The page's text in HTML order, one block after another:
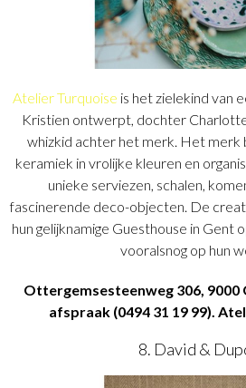
Atelier Turquoise is het zielekind van
Kristien ontwerpt, dochter
whizkid achter het merk. Het merk
keramiek in vrolijke kleuren en
unieke serviezen, schalen,
fascinerende deco-objecten. De
hun gelijknamige Guesthouse in Gent
vooralsnog op hun
Ottergemsesteenweg 306, 9000
afspraak (0494 31 19 99).
8. David &